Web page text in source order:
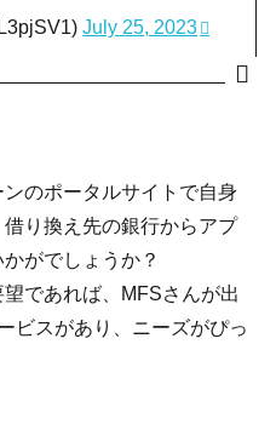
July 25, 2023
のポータルサイトで自身
り換え先の銀行からアプ
がでしょうか？
望であれば、MFSさんが出
ビスがあり、ニーズがぴっ